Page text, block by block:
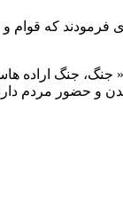
فرمودند که
رحمه الله در مردادماه ۱۳۵۹ قیاس
و حضور مردم